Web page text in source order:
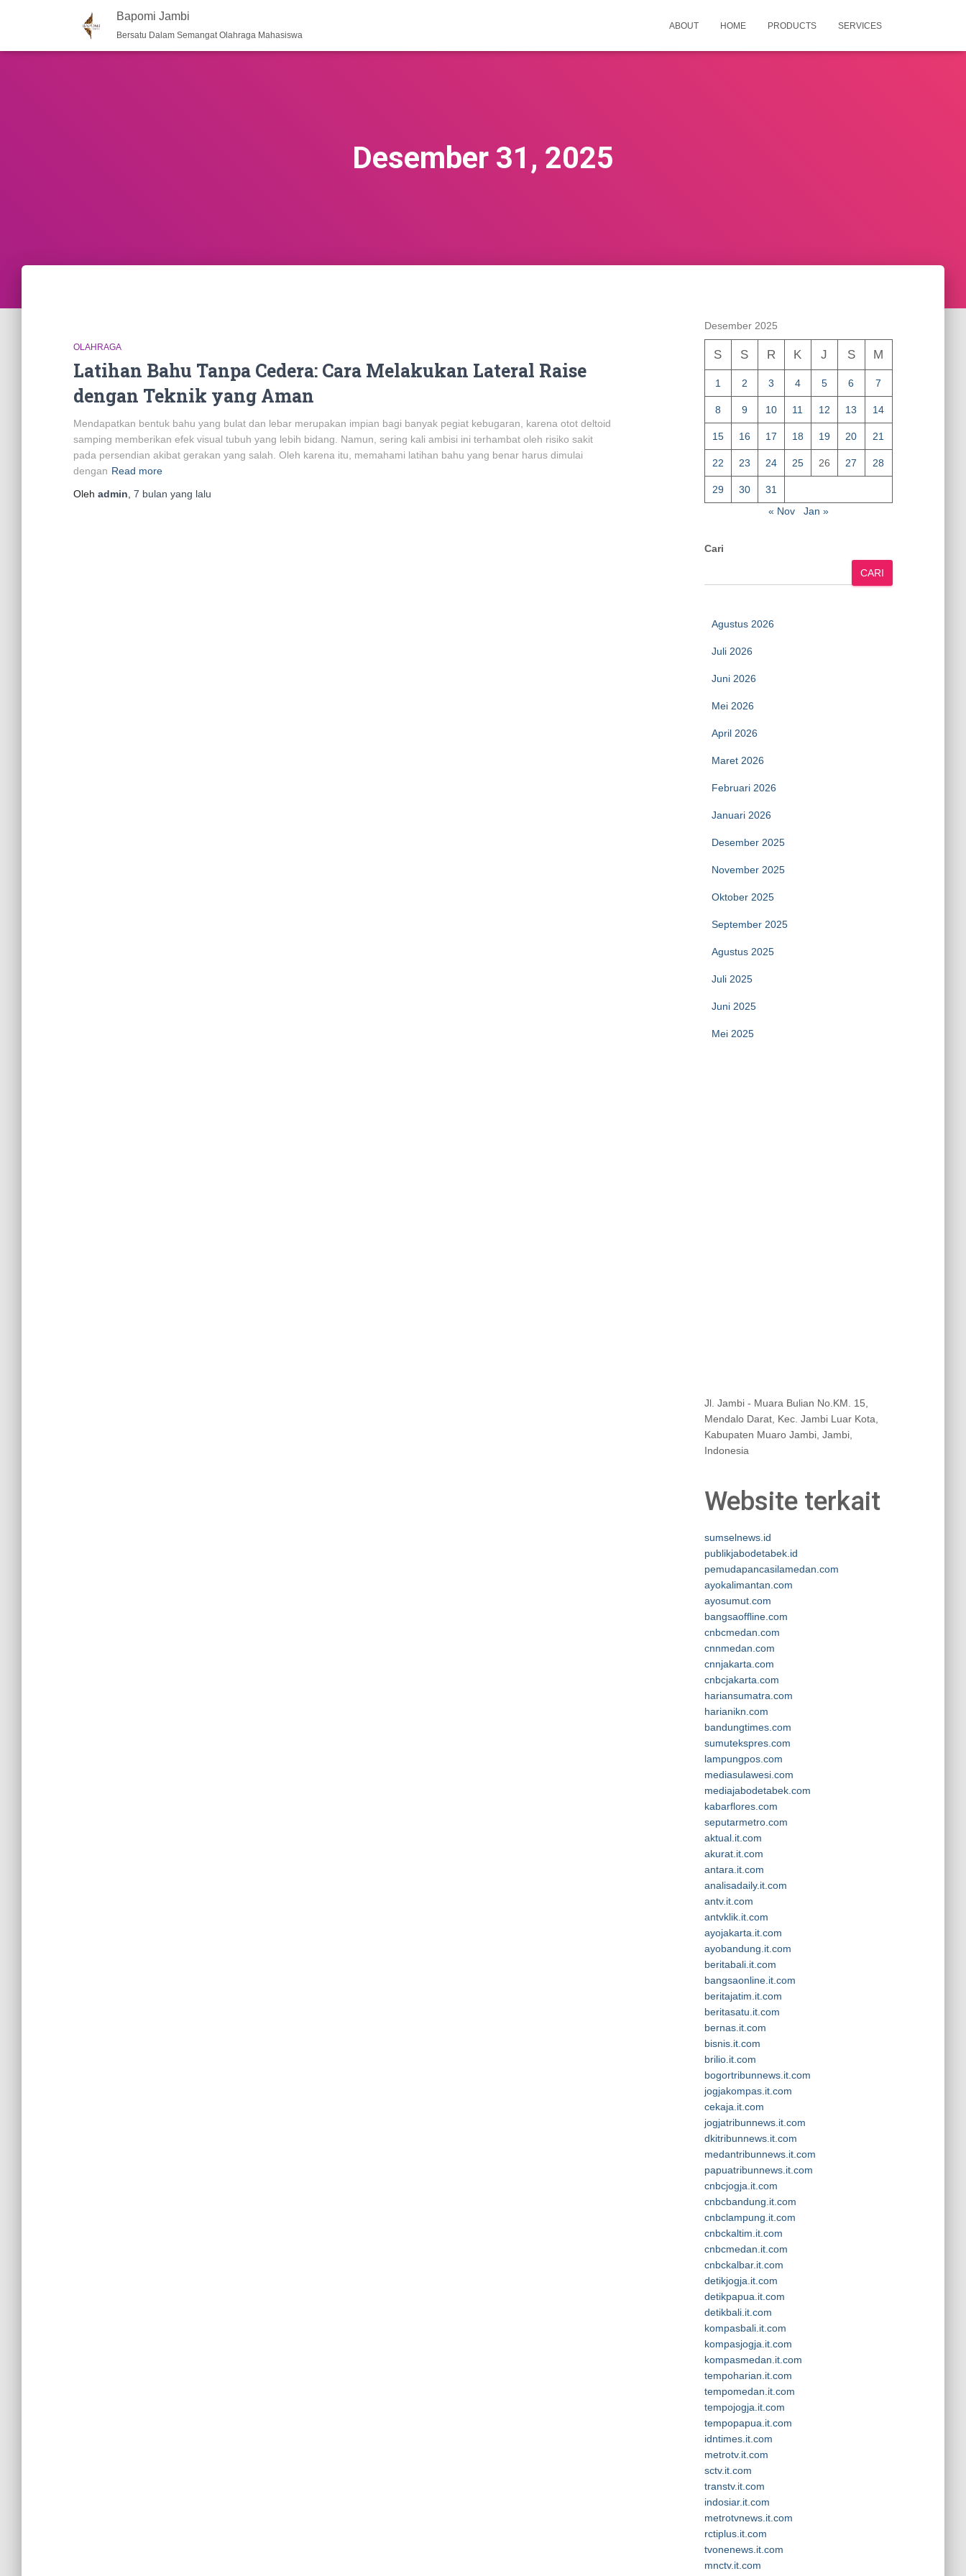
Bapomi Jambi
Bersatu Dalam Semangat Olahraga Mahasiswa
ABOUT HOME PRODUCTS SERVICES
Desember 31, 2025
OLAHRAGA
Latihan Bahu Tanpa Cedera: Cara Melakukan Lateral Raise
dengan Teknik yang Aman
Mendapatkan bentuk bahu yang bulat dan lebar merupakan impian bagi banyak pegiat kebugaran, karena otot deltoid
samping memberikan efek visual tubuh yang lebih bidang. Namun, sering kali ambisi ini terhambat oleh risiko sakit
pada persendian akibat gerakan yang salah. Oleh karena itu, memahami latihan bahu yang benar harus dimulai
dengan Read more
Oleh admin 7 bulan yang lalu
Desember 2025
S S R K J S M
1 2 3 4 5 6 7
8 9 10 11 12 13 14
15 16 17 18 19 20 21
22 23 24 25 26 27 28
29 30
31
« Nov
Jan »
Cari
CARI
Agustus 2026
Juli 2026
Juni 2026
Mei 2026
April 2026
Maret 2026
Februari 2026
Januari 2026
Desember 2025
November 2025
Oktober 2025
September 2025
Agustus 2025
Juli 2025
Juni 2025
Mei 2025
Jl. Jambi - Muara Bulian No.KM. 15,
Mendalo Darat, Kec. Jambi Luar Kota,
Kabupaten Muaro Jambi, Jambi,
Indonesia
Website terkait
sumselnews.id
publikjabodetabek.id
pemudapancasilamedan.com
ayokalimantan.com
ayosumut.com
bangsaoffline.com
cnbcmedan.com
cnnmedan.com
cnnjakarta.com
cnbcjakarta.com
hariansumatra.com
harianikn.com
bandungtimes.com
sumutekspres.com
lampungpos.com
mediasulawesi.com
mediajabodetabek.com
kabarflores.com
seputarmetro.com
aktual.it.com
akurat.it.com
antara.it.com
analisadaily.it.com
antv.it.com
antvklik.it.com
ayojakarta.it.com
ayobandung.it.com
beritabali.it.com
bangsaonline.it.com
beritajatim.it.com
beritasatu.it.com
bernas.it.com
bisnis.it.com
brilio.it.com
bogortribunnews.it.com
jogjakompas.it.com
cekaja.it.com
jogjatribunnews.it.com
dkitribunnews.it.com
medantribunnews.it.com
papuatribunnews.it.com
cnbcjogja.it.com
cnbcbandung.it.com
cnbclampung.it.com
cnbckaltim.it.com
cnbcmedan.it.com
cnbckalbar.it.com
detikjogja.it.com
detikpapua.it.com
detikbali.it.com
kompasbali.it.com
kompasjogja.it.com
kompasmedan.it.com
tempoharian.it.com
tempomedan.it.com
tempojogja.it.com
tempopapua.it.com
idntimes.it.com
metrotv.it.com
sctv.it.com
transtv.it.com
indosiar.it.com
metrotvnews.it.com
rctiplus.it.com
tvonenews.it.com
mnctv.it.com